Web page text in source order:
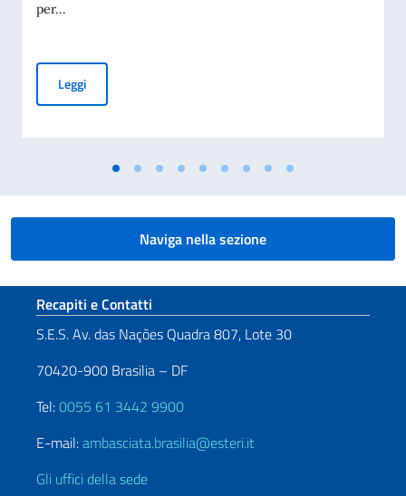
per...
LeggiAvviso di pubblicità per contributi a soggetti privati per
Naviga nella sezione
Sezione footer
Recapiti e Contatti
S.E.S. Av. das Nações Quadra 807, Lote 30
70420-900 Brasilia – DF
Tel:0055 61 3442 9900
E-mail:ambasciata.brasilia@esteri.it
Gli uffici della sede